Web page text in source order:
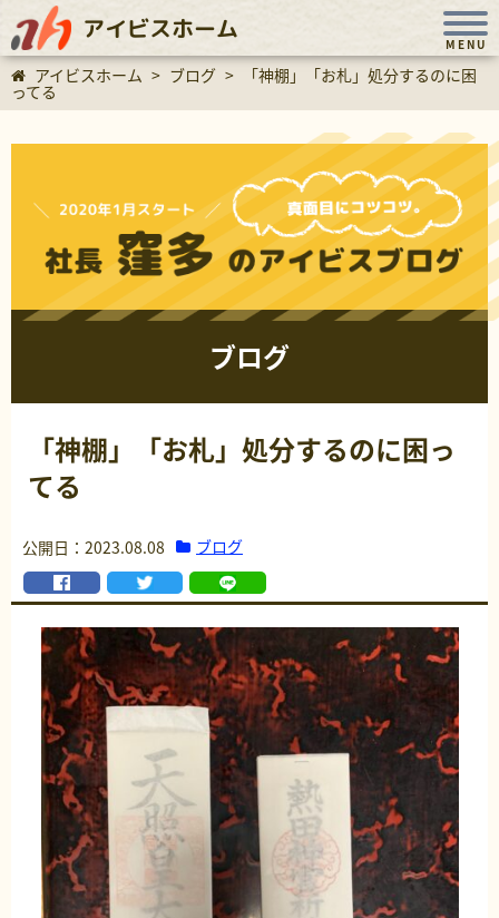
アイビスホーム
MENU
アイビスホーム > ブログ > 「神棚」「お札」処分するのに困
ってる
ブログ
「神棚」「お札」処分するのに困っ
てる
公開日：2023.08.08 ブログ